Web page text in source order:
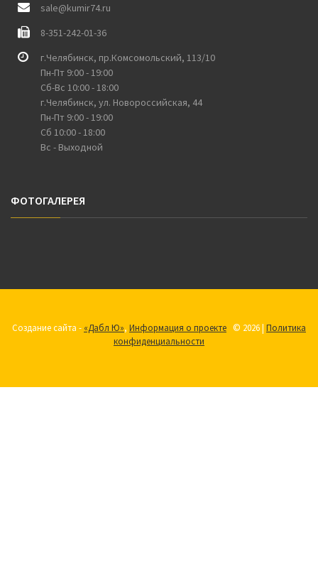
sale@kumir74.ru
8-351-242-01-36
г.Челябинск, пр.Комсомольский, 113/10
Пн-Пт 9:00 - 19:00
Сб-Вс 10:00 - 18:00
г.Челябинск, ул. Новороссийская, 44
Пн-Пт 9:00 - 19:00
Сб 10:00 - 18:00
Вс - Выходной
ФОТОГАЛЕРЕЯ
Создание сайта - «Дабл Ю», Информация о проекте © 2026 | Политика
конфиденциальности